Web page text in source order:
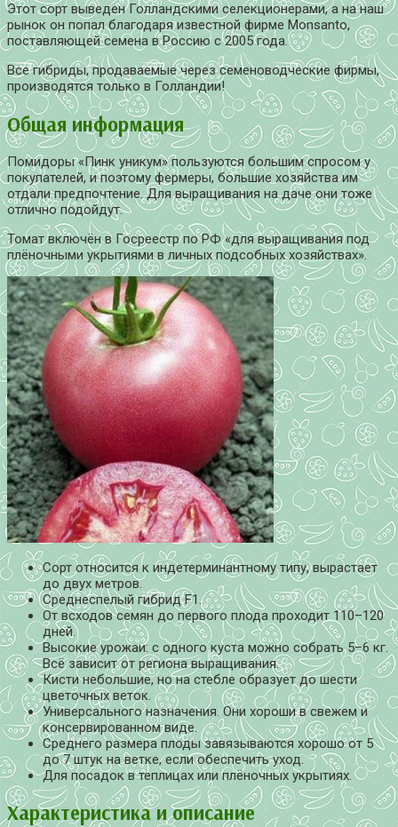
Этот сорт выведен Голландскими селекционерами, а на наш
рынок он попал благодаря известной фирме Monsanto,
поставляющей семена в Россию с 2005 года.
Все гибриды, продаваемые через семеноводческие фирмы,
производятся только в Голландии!
Общая информация
Помидоры «Пинк уникум» пользуются большим спросом у
покупателей, и поэтому фермеры, большие хозяйства им
отдали предпочтение. Для выращивания на даче они тоже
отлично подойдут.
Томат включён в Госреестр по РФ «для выращивания под
плёночными укрытиями в личных подсобных хозяйствах».
Сорт относится к индетерминантному типу, вырастает
до двух метров.
Среднеспелый гибрид F1.
От всходов семян до первого плода проходит 110–120
дней.
Высокие урожаи: с одного куста можно собрать 5–6 кг.
Всё зависит от региона выращивания.
Кисти небольшие, но на стебле образует до шести
цветочных веток.
Универсального назначения. Они хороши в свежем и
консервированном виде.
Среднего размера плоды завязываются хорошо от 5
до 7 штук на ветке, если обеспечить уход.
Для посадок в теплицах или плёночных укрытиях.
Характеристика и описание